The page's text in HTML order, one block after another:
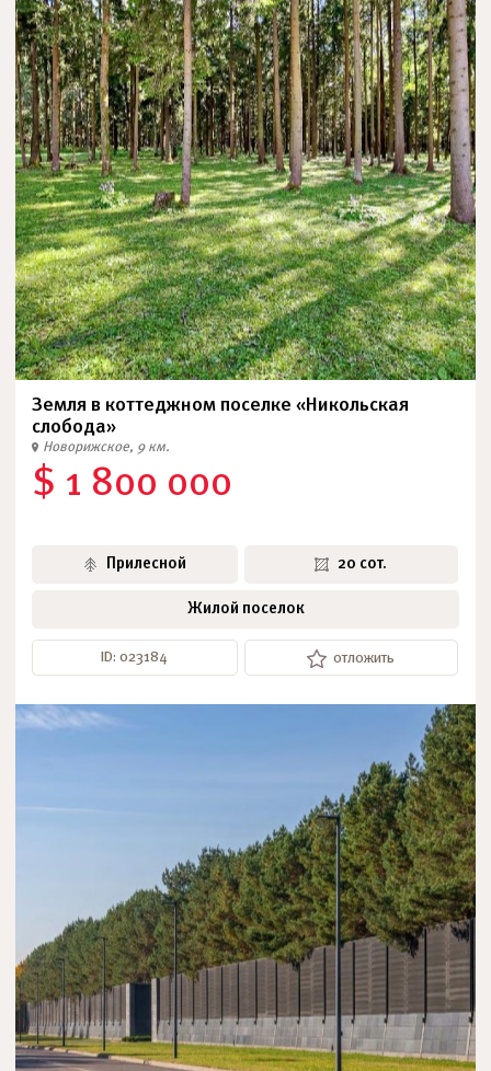
Земля в коттеджном поселке «Никольская
слобода»
Новорижское, 9 км.
$ 1 800 000
Прилесной 20 сот.
Жилой поселок
ID: 023184 отложить